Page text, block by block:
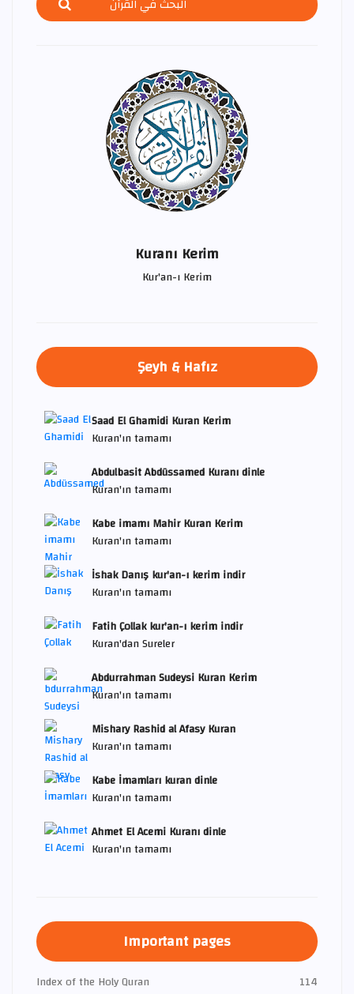
Kuranı Kerim
Kur'an-ı Kerim
Şeyh & Hafız
Saad El Ghamidi Kuran Kerim
Kuran'ın tamamı
Abdulbasit Abdüssamed Kuranı dinle
Kuran'ın tamamı
Kabe imamı Mahir Kuran Kerim
Kuran'ın tamamı
İshak Danış kur'an-ı kerim indir
Kuran'ın tamamı
Fatih Çollak kur'an-ı kerim indir
Kuran'dan Sureler
Abdurrahman Sudeysi Kuran Kerim
Kuran'ın tamamı
Mishary Rashid al Afasy Kuran
Kuran'ın tamamı
Kabe İmamları kuran dinle
Kuran'ın tamamı
Ahmet El Acemi Kuranı dinle
Kuran'ın tamamı
Important pages
Index of the Holy Quran
114